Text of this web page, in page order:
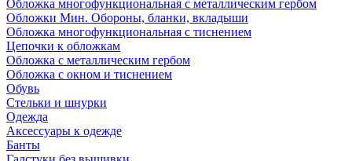
Обложка многофункциональная с металлическим гербом
Обложки Мин. Обороны, бланки, вкладыши
Обложка многофункциональная с тиснением
Цепочки к обложкам
Обложка с металлическим гербом
Обложка с окном и тиснением
Обувь
Стельки и шнурки
Одежда
Аксессуары к одежде
Банты